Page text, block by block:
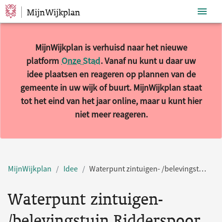
Sla navigatie over
MijnWijkplan
MijnWijkplan is verhuisd naar het nieuwe
platform Onze Stad. Vanaf nu kunt u daar uw
idee plaatsen en reageren op plannen van de
gemeente in uw wijk of buurt. MijnWijkplan staat
tot het eind van het jaar online, maar u kunt hier
niet meer reageren.
MijnWijkplan Idee Waterpunt zintuigen- /belevingstuin Ridderspoor
Waterpunt zintuigen-